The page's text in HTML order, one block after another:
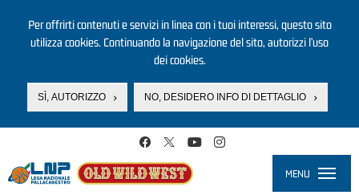
Per offrirti contenuti e servizi in linea con i tuoi interessi, questo sito
utilizza cookies. Continuando la navigazione del sito, autorizzi l’uso
dei cookies.
SÌ, AUTORIZZO NO, DESIDERO INFO DI DETTAGLIO
MENU